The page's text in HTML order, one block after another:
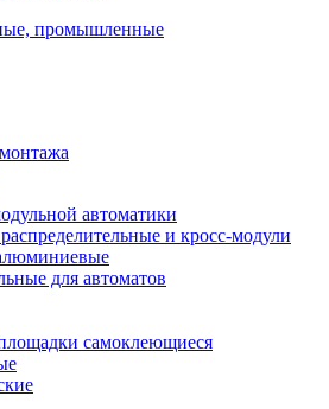
промышленные
автоматики
и кросс-модули
для автоматов
самоклеющиеся